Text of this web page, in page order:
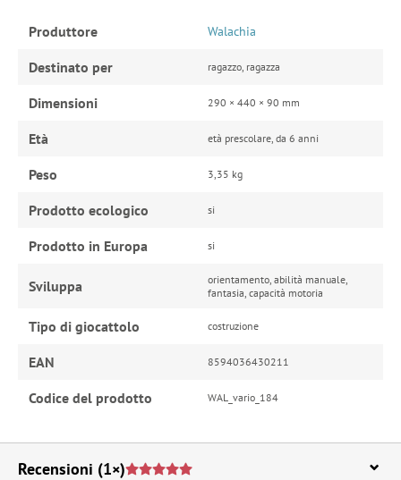
Produttore Walachia
Destinato per ragazzo, ragazza
Dimensioni 290 × 440 × 90 mm
Età età prescolare, da 6 anni
Peso 3,35 kg
Prodotto ecologico si
Prodotto in Europa si
Sviluppa
orientamento, abilità manuale,
fantasia, capacità motoria
Tipo di giocattolo costruzione
EAN 8594036430211
Codice del prodotto WAL_vario_184
Recensioni (1×)